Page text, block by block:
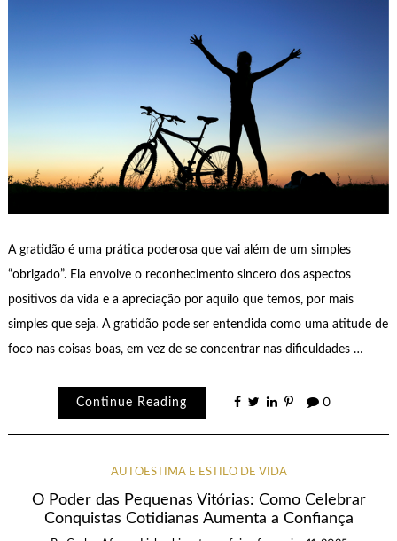
A gratidão é uma prática poderosa que vai além de um simples
“obrigado”. Ela envolve o reconhecimento sincero dos aspectos
positivos da vida e a apreciação por aquilo que temos, por mais
simples que seja. A gratidão pode ser entendida como uma atitude de
foco nas coisas boas, em vez de se concentrar nas dificuldades …
Continue Reading 0
AUTOESTIMA E ESTILO DE VIDA
O Poder das Pequenas Vitórias: Como Celebrar
Conquistas Cotidianas Aumenta a Confiança